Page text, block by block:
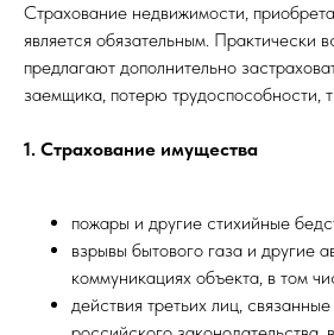
Страхование недвижимости,
является обязательным. Практически
предлагают дополнительно
заемщика, потерю трудоспособности,
1. Страхование имущества
пожары и другие стихийные
взрывы бытового газа и другие
коммуникациях объекта, в том
действия третьих лиц,